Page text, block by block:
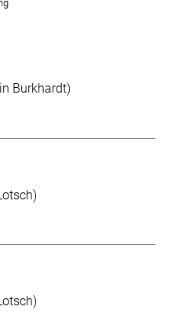
Burkhardt)